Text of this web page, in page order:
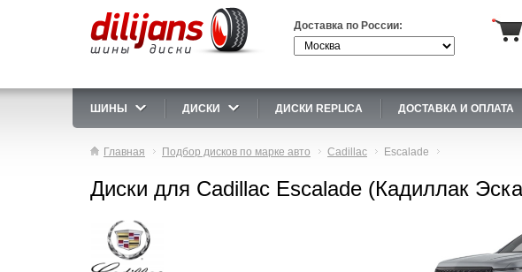
Доставка по России:
ШИНЫ ДИСКИ ДИСКИ REPLICA ДОСТАВКА И ОПЛАТА
Главная Подбор дисков по марке авто Cadillac Escalade
Диски для Cadillac Escalade (Кадиллак